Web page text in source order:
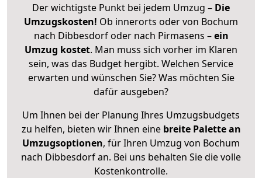
Der wichtigste Punkt bei jedem Umzug – Die
Umzugskosten! Ob innerorts oder von Bochum
nach Dibbesdorf oder nach Pirmasens –ein
Umzug kostet. Man muss sich vorher im Klaren
sein, was das Budget hergibt. Welchen Service
erwarten und wünschen Sie? Was möchten Sie
dafür ausgeben?
Um Ihnen bei der Planung Ihres Umzugsbudgets
zu helfen, bieten wir Ihnen eine breite Palette an
Umzugsoptionen, für Ihren Umzug von Bochum
nach Dibbesdorf an. Bei uns behalten Sie die volle
Kostenkontrolle.